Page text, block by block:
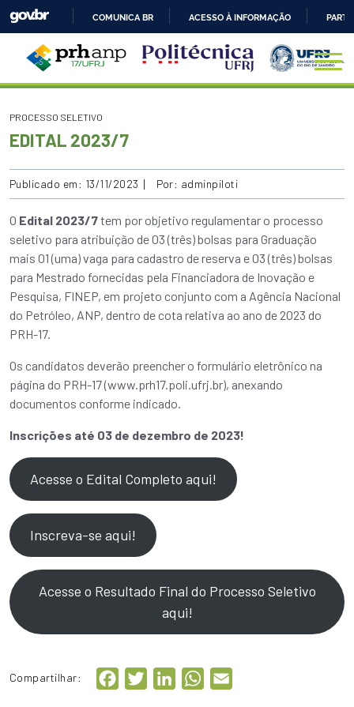
IR
PARA
O
COMUNICA BR ACESSO À INFORMAÇÃO
PROCESSO SELETIVO
EDITAL 2023/7
Publicado em: 13/11/2023 Por: adminpiloti
O Edital 2023/7tem por objetivo regulamentar o processo
seletivo para atribuição de 03 (três) bolsas para Graduação
mais 01 (uma) vaga para cadastro de reserva e 03 (três) bolsas
para Mestrado fornecidas pela Financiadora de Inovação e
Pesquisa, FINEP, em projeto conjunto com a Agência Nacional
do Petróleo, ANP, dentro de cota relativa ao ano de 2023 do
PRH-17.
Os candidatos deverão preencher o formulário eletrônico na
página do PRH-17 (www.prh17.poli.ufrj.br), anexando
documentos conforme indicado.
Inscrições até 03 de dezembro de 2023!
Acesse o Edital Completo aqui!
Inscreva-se aqui!
Acesse o Resultado Final do Processo Seletivo
aqui!
Compartilhar: FacebookTwitterLinkedInWhatsApp